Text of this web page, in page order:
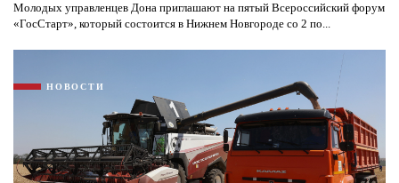
Молодых управленцев Дона приглашают на пятый Всероссийский форум
«ГосСтарт», который состоится в Нижнем Новгороде со 2 по...
НОВОСТИ